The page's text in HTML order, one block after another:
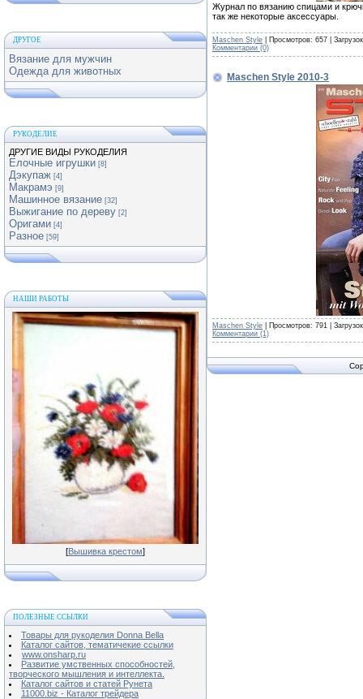
ДРУГОЕ
Вязание для мужчин
Одежда для животных
РУКОДЕЛИЕ
ДРУГИЕ ВИДЫ РУКОДЕЛИЯ
Елочные игрушки [8]
Дэкупаж [4]
Макрамэ [9]
Машинное вязание [32]
Выжигание по дереву [2]
Оригами [4]
Разное [59]
НАШИ РАБОТЫ
[Вышивка крестом]
ПОЛЕЗНЫЕ ССЫЛКИ
Товары для рукоделия Donna Bella
Каталог сайтов, тематичекие ссылки
www.onsharp.ru
Развитие умственных способностей,
творческого мышления и интеллекта.
Каталог сайтов и статей Рунета
11000.biz - Каталог трейдера
Журнал по вязанию спицами и
так же некоторые аксессуары.
Maschen Style | Просмотров: 657 |
Комментарии (0)
Maschen Style 2010-3
Maschen Style | Просмотров: 791 |
Комментарии (1)